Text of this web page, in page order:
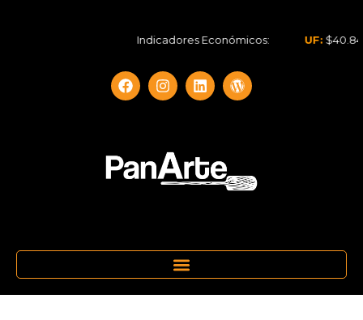
Indicadores Económicos: $40.844,79